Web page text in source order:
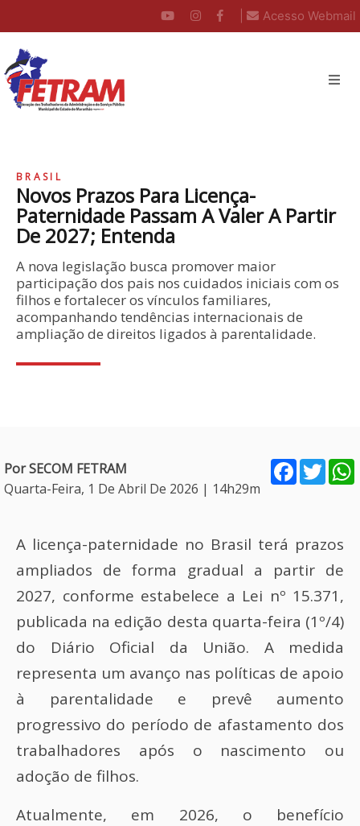
Acesso Webmail
BRASIL
Novos Prazos Para Licença-
Paternidade Passam A Valer A Partir
De 2027; Entenda
A nova legislação busca promover maior
participação dos pais nos cuidados iniciais com os
filhos e fortalecer os vínculos familiares,
acompanhando tendências internacionais de
ampliação de direitos ligados à parentalidade.
Por SECOM FETRAM
Quarta-Feira, 1 De Abril De 2026 | 14h29m
Facebook
A licença-paternidade no Brasil terá prazos
ampliados de forma gradual a partir de
2027, conforme estabelece a Lei nº 15.371,
publicada na edição desta quarta-feira (1º/4)
do Diário Oficial da União. A medida
representa um avanço nas políticas de apoio
à parentalidade e prevê aumento
progressivo do período de afastamento dos
trabalhadores após o nascimento ou
adoção de filhos.
Atualmente, em 2026, o benefício